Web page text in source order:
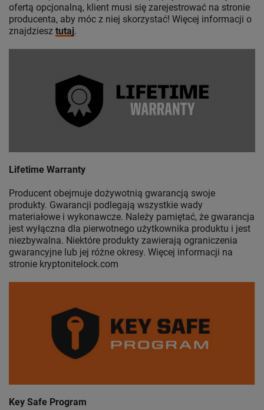
ofertą opcjonalną, klient musi się zarejestrować na stronie
producenta, aby móc z niej skorzystać! Więcej informacji o
znajdziesz tutaj.
Lifetime Warranty
Producent obejmuje dożywotnią gwarancją swoje
produkty. Gwarancji podlegają wszystkie wady
materiałowe i wykonawcze. Należy pamiętać, że gwarancja
jest wyłączna dla pierwotnego użytkownika produktu i jest
niezbywalna. Niektóre produkty zawierają ograniczenia
gwarancyjne lub jej różne okresy. Więcej informacji na
stronie kryptonitelock.com
Key Safe Program